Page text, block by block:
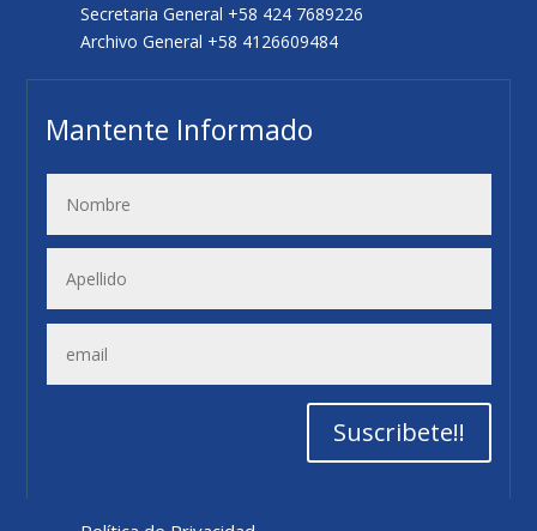
Secretaria General +58 424 7689226
Archivo General +58 4126609484
Mantente Informado
Suscribete!!